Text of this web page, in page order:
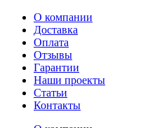
Перейти
содержимому
О компании
Доставка
Оплата
Отзывы
Гарантии
Наши проекты
Статьи
Контакты